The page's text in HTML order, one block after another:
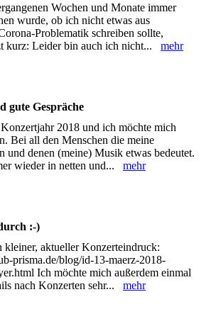
Wochen und Monate immer
wurde, ob ich nicht etwas aus
Problematik schreiben sollte,
kurz: Leider bin auch ich nicht... mehr
gute Gespräche
2018 und ich möchte mich
Bei all den Menschen die meine
und denen (meine) Musik etwas bedeutet.
wieder in netten und... mehr
:-)
kleiner, aktueller Konzerteindruck:
prisma.de/blog/id-13-maerz-2018-
Ich möchte mich außerdem einmal
nach Konzerten sehr... mehr